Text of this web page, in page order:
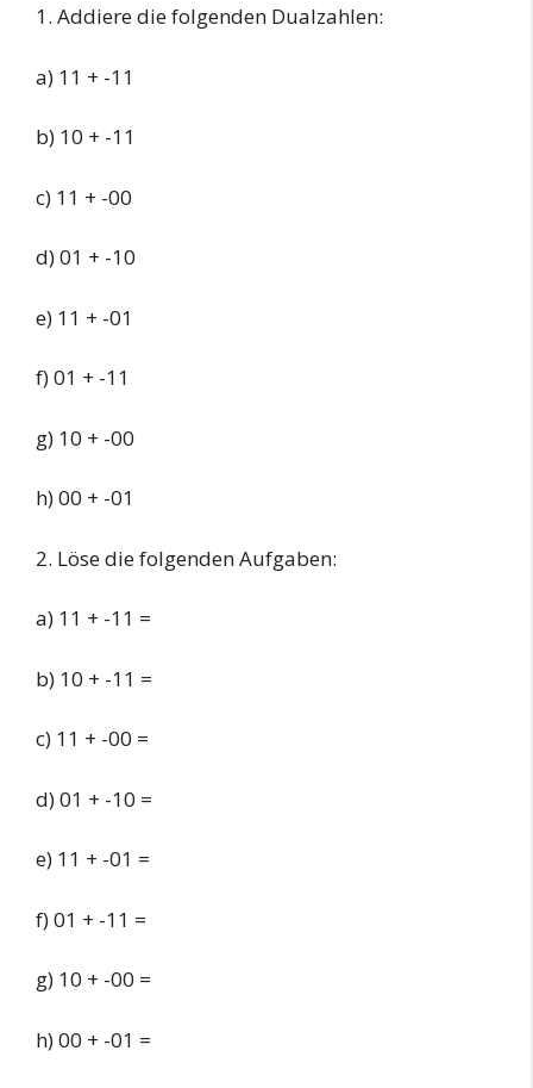
1. Addiere die folgenden Dualzahlen:
a) 11 + -11
b) 10 + -11
c) 11 + -00
d) 01 + -10
e) 11 + -01
f) 01 + -11
g) 10 + -00
h) 00 + -01
2. Löse die folgenden Aufgaben:
a) 11 + -11 =
b) 10 + -11 =
c) 11 + -00 =
d) 01 + -10 =
e) 11 + -01 =
f) 01 + -11 =
g) 10 + -00 =
h) 00 + -01 =